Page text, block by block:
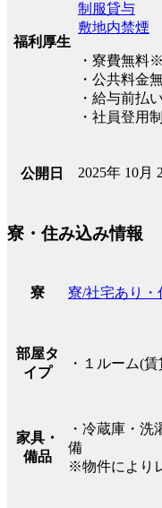
福利厚生
制服貸与
敷地内禁煙
・寮費無料
・公共料金
・給与前払
・社員登用
公開日 2025年 10月
寮・住み込み情報
寮 寮/社宅あり・
部屋タ
イプ
・１ルーム(
家具・
備品
・冷蔵庫・
備
※物件により